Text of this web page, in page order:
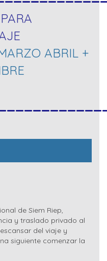
ABRIL +
de Siem Riep,
y traslado privado al
del viaje y
siguiente comenzar la